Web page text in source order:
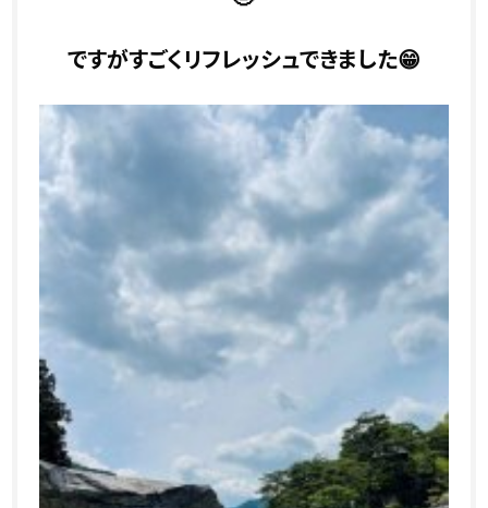
ですがすごくリフレッシュできました😁